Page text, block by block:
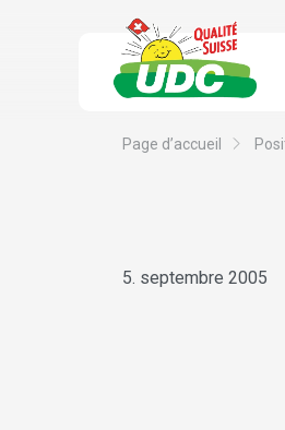
Page d’accueil
5. septembre 2005